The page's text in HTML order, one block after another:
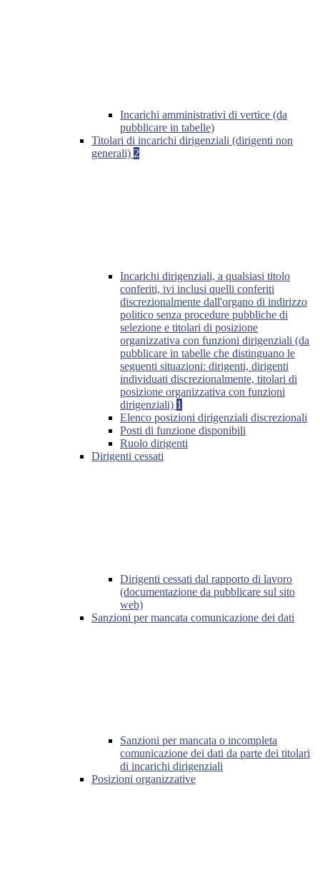
Incarichi amministrativi di vertice (da
pubblicare in tabelle)
Titolari di incarichi dirigenziali (dirigenti non
generali) 2
Incarichi dirigenziali, a qualsiasi titolo
conferiti, ivi inclusi quelli conferiti
discrezionalmente dall'organo di indirizzo
politico senza procedure pubbliche di
selezione e titolari di posizione
organizzativa con funzioni dirigenziali (da
pubblicare in tabelle che distinguano le
seguenti situazioni: dirigenti, dirigenti
individuati discrezionalmente, titolari di
posizione organizzativa con funzioni
dirigenziali) 1
Elenco posizioni dirigenziali discrezionali
Posti di funzione disponibili
Ruolo dirigenti
Dirigenti cessati
Dirigenti cessati dal rapporto di lavoro
(documentazione da pubblicare sul sito
web)
Sanzioni per mancata comunicazione dei dati
Sanzioni per mancata o incompleta
comunicazione dei dati da parte dei titolari
di incarichi dirigenziali
Posizioni organizzative